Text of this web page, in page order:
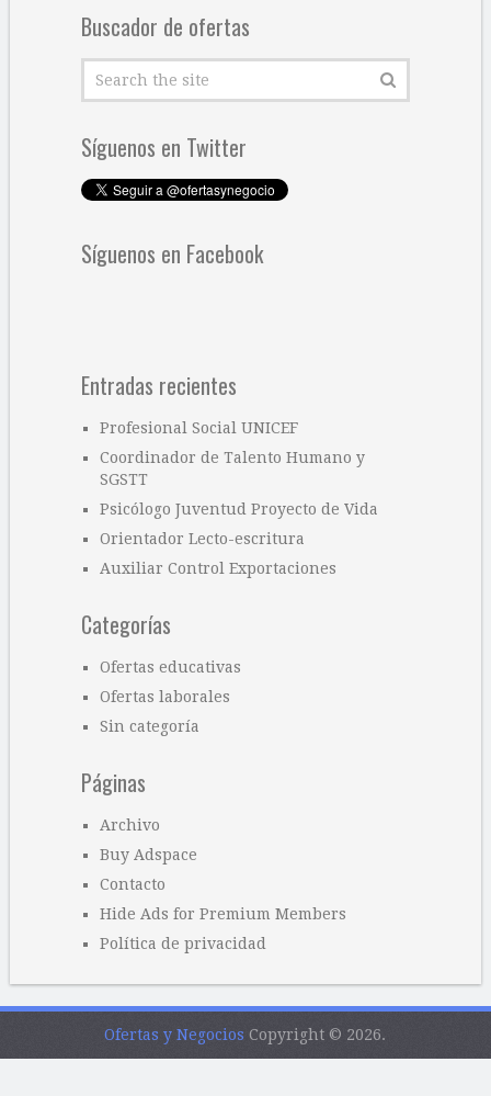
Buscador de ofertas
Síguenos en Twitter
Síguenos en Facebook
Entradas recientes
Profesional Social UNICEF
Coordinador de Talento Humano y
SGSTT
Psicólogo Juventud Proyecto de Vida
Orientador Lecto-escritura
Auxiliar Control Exportaciones
Categorías
Ofertas educativas
Ofertas laborales
Sin categoría
Páginas
Archivo
Buy Adspace
Contacto
Hide Ads for Premium Members
Política de privacidad
Ofertas y Negocios Copyright © 2026.